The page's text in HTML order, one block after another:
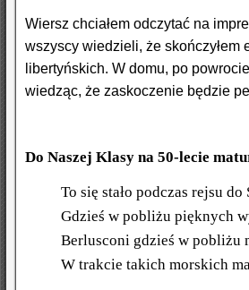
Wiersz chciałem odczytać na
wszyscy wiedzieli, że skończyłem
libertyńskich. W domu, po
wiedząc, że zaskoczenie będzie
Do Naszej Klasy na 50-lecie
To się stało podczas rejsu
Gdzieś w pobliżu pięknych
Berlusconi gdzieś w pobliżu
W trakcie takich morskich